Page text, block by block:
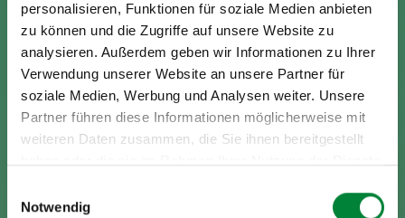
personalisieren, Funktionen für soziale Medien anbieten
zu können und die Zugriffe auf unsere Website zu
analysieren. Außerdem geben wir Informationen zu Ihrer
Verwendung unserer Website an unsere Partner für
soziale Medien, Werbung und Analysen weiter. Unsere
Partner führen diese Informationen möglicherweise mit
weiteren Daten zusammen, die Sie ihnen bereitgestellt
Notwendig